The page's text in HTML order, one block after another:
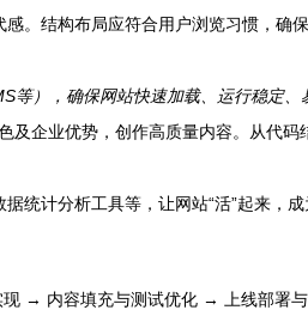
。结构布局应符合用户浏览习惯，确
），确保网站快速加载、运行稳定、
及企业优势，创作高质量内容。从代
统计分析工具等，让网站“活”起来，
→ 内容填充与测试优化 → 上线部署与